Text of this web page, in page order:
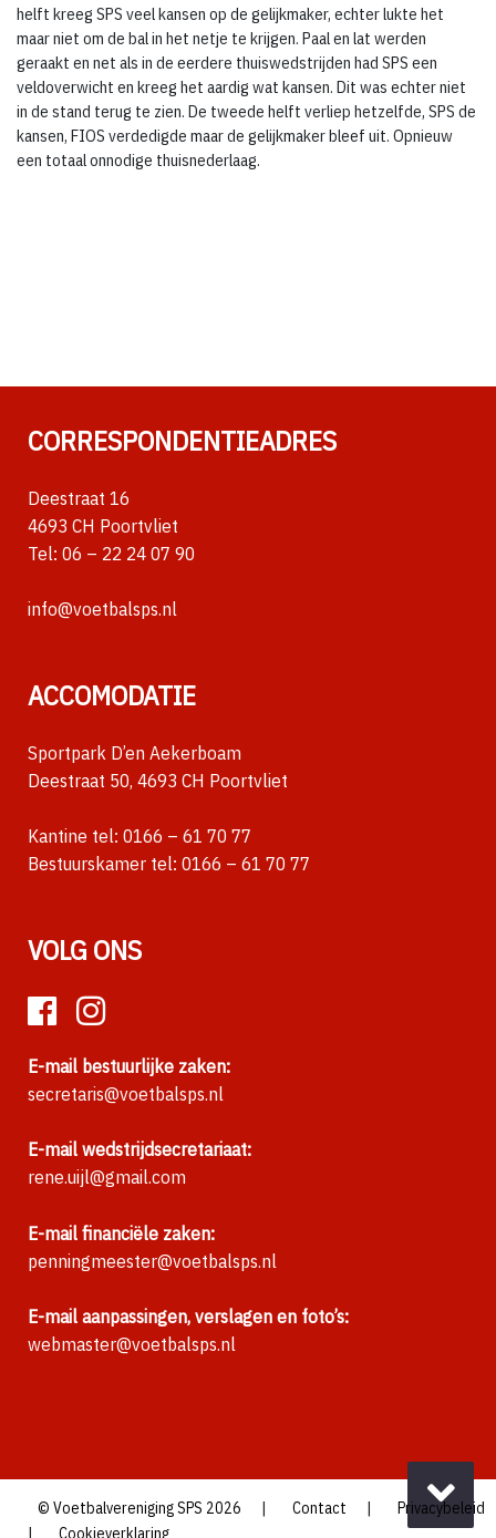
helft kreeg SPS veel kansen op de gelijkmaker, echter lukte het
maar niet om de bal in het netje te krijgen. Paal en lat werden
geraakt en net als in de eerdere thuiswedstrijden had SPS een
veldoverwicht en kreeg het aardig wat kansen. Dit was echter niet
in de stand terug te zien. De tweede helft verliep hetzelfde, SPS de
kansen, FIOS verdedigde maar de gelijkmaker bleef uit. Opnieuw
een totaal onnodige thuisnederlaag.
CORRESPONDENTIEADRES
Deestraat 16
4693 CH Poortvliet
Tel: 06 – 22 24 07 90
info@voetbalsps.nl
ACCOMODATIE
Sportpark D’en Aekerboam
Deestraat 50, 4693 CH Poortvliet
Kantine tel: 0166 – 61 70 77
Bestuurskamer tel: 0166 – 61 70 77
VOLG ONS
E-mail bestuurlijke zaken:
secretaris@voetbalsps.nl
E-mail wedstrijdsecretariaat:
rene.uijl@gmail.com
E-mail financiële zaken:
penningmeester@voetbalsps.nl
E-mail aanpassingen, verslagen en foto’s:
webmaster@voetbalsps.nl
© Voetbalvereniging SPS 2026 | Contact | Privacybeleid
| Cookieverklaring